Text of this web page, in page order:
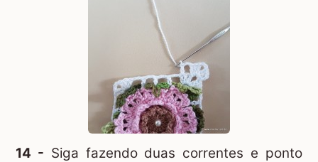
14 - Siga fazendo duas correntes e ponto